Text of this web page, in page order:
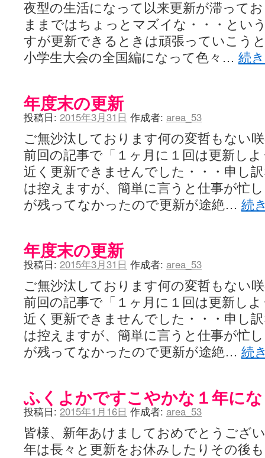
夜型の生活になって以来更新が滞って
ままではちょっとマズイな・・・とい
すが更新できるときは頑張っていこう
小学生大会の全国編になって色々… 続
年度末の更新
投稿日: 2015年3月31日 作成者: area_53
ご無沙汰しております何の変哲もない
前回の記事で「１ヶ月に１回は更新し
近く更新できませんでした・・・申し
は控えますが、簡単に言うと仕事が忙
が残ってなかったので更新が途絶… 続
年度末の更新
投稿日: 2015年3月31日 作成者: area_53
ご無沙汰しております何の変哲もない
前回の記事で「１ヶ月に１回は更新し
近く更新できませんでした・・・申し
は控えますが、簡単に言うと仕事が忙
が残ってなかったので更新が途絶… 続
ふくよかですこやかな１年に
投稿日: 2015年1月16日 作成者: area_53
皆様、新年あけましておめでとうござ
年は長々と更新をお休みしたりその後